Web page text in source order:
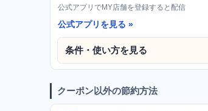
公式アプリでMY店舗を登録すると配信
公式アプリを見る
条件・使い方を見る
クーポン以外の節約方法